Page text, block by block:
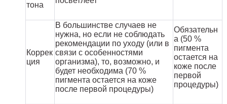
тона
Коррек
ция
В большинстве случаев не
нужна, но если не соблюдать
рекомендации по уходу (или в
связи с особенностями
организма), то, возможно, и
будет необходима (70 %
пигмента остается на коже
после первой процедуры)
Обязательн
а (50 %
пигмента
остается на
коже после
первой
процедуры)